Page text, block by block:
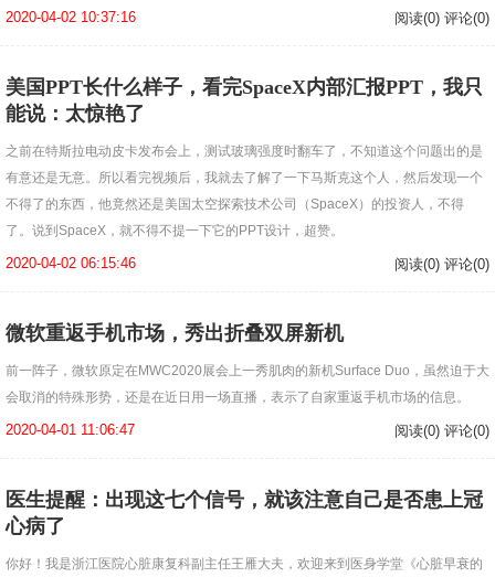
2020-04-02 10:37:16 阅读(0) 评论(0)
美国PPT长什么样子，看完SpaceX内部汇报PPT，我只
能说：太惊艳了
之前在特斯拉电动皮卡发布会上，测试玻璃强度时翻车了，不知道这个问题出的是
有意还是无意。所以看完视频后，我就去了解了一下马斯克这个人，然后发现一个
不得了的东西，他竟然还是美国太空探索技术公司（SpaceX）的投资人，不得
了。说到SpaceX，就不得不提一下它的PPT设计，超赞。
2020-04-02 06:15:46 阅读(0) 评论(0)
微软重返手机市场，秀出折叠双屏新机
前一阵子，微软原定在MWC2020展会上一秀肌肉的新机Surface Duo，虽然迫于大
会取消的特殊形势，还是在近日用一场直播，表示了自家重返手机市场的信息。
2020-04-01 11:06:47 阅读(0) 评论(0)
医生提醒：出现这七个信号，就该注意自己是否患上冠
心病了
你好！我是浙江医院心脏康复科副主任王雁大夫，欢迎来到医身学堂《心脏早衰的